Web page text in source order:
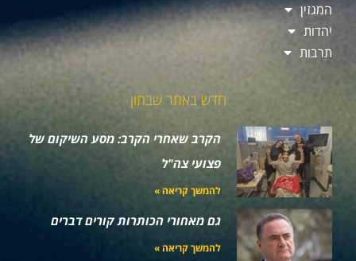
המגזין
יהדות
תרבות
חדש באתר שבתון
הקרב שאחרי הקרב: מסע השיקום של
פצועי צה"ל
להמשך קריאה »
גם מאחורי הכותרות קורים דברים
להמשך קריאה »